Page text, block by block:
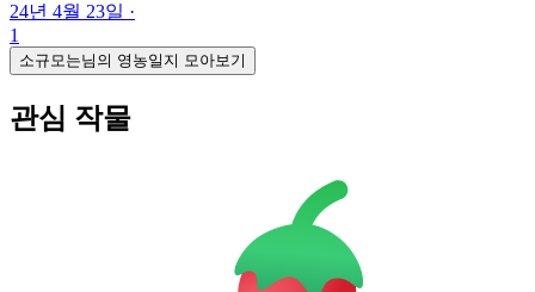
24년 4월 23일 ·
1
소규모는님의 영농일지 모아보기
관심 작물